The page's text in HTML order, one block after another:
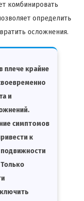
комбинировать
определить
осложнения.
плече крайне
и
симптомов
к